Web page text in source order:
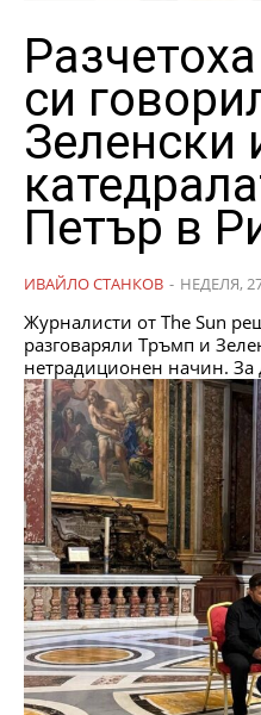
си
Зеленски
Петър в
ИВАЙЛО СТАНКОВ - НЕДЕЛЯ,
Журналисти от The Sun
разговаряли Тръмп и
нетрадиционен начин. За